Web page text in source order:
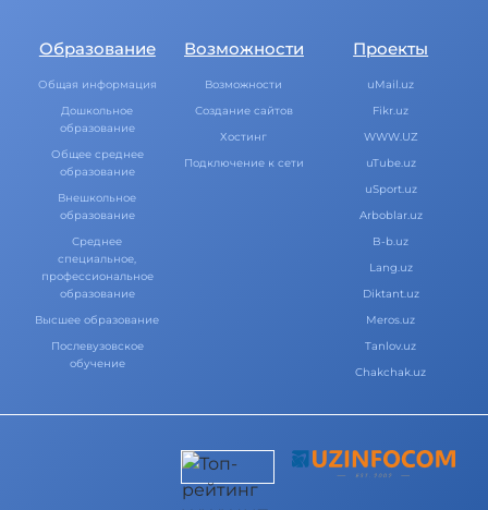
Образование
Общая информация
Дошкольное
образование
Общее среднее
образование
Внешкольное
образование
Среднее
специальное,
профессиональное
образование
Высшее образование
Послевузовское
обучение
Возможности
Возможности
Создание сайтов
Хостинг
Подключение к сети
Проекты
uMail.uz
Fikr.uz
WWW.UZ
uTube.uz
uSport.uz
Arboblar.uz
B-b.uz
Lang.uz
Diktant.uz
Meros.uz
Tanlov.uz
Chakchak.uz